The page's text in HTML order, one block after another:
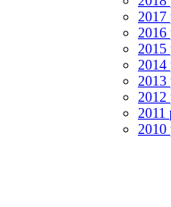
2017
2016
2015
2014
2013
2012
2011
2010